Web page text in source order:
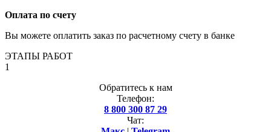
Оплата по счету
Вы можете оплатить заказ по расчетному счету в банке
ЭТАПЫ РАБОТ
1
Обратитесь к нам
Телефон:
8 800 300 87 29
Чат: